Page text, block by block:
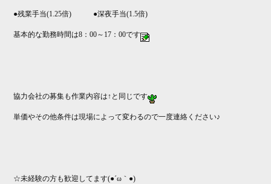
●残業手当(1.25倍) ●深夜手当(1.5倍)
基本的な勤務時間は8：00～17：00です
協力会社の募集も作業内容は↑と同じです
単価やその他条件は現場によって変わるので一度連絡ください♪
☆未経験の方も歓迎してます(●´ω｀●)